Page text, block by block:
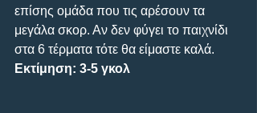
επίσης ομάδα που τις αρέσουν τα
μεγάλα σκορ. Αν δεν φύγει το παιχνίδι
στα 6 τέρματα τότε θα είμαστε καλά.
Εκτίμηση: 3-5 γκολ